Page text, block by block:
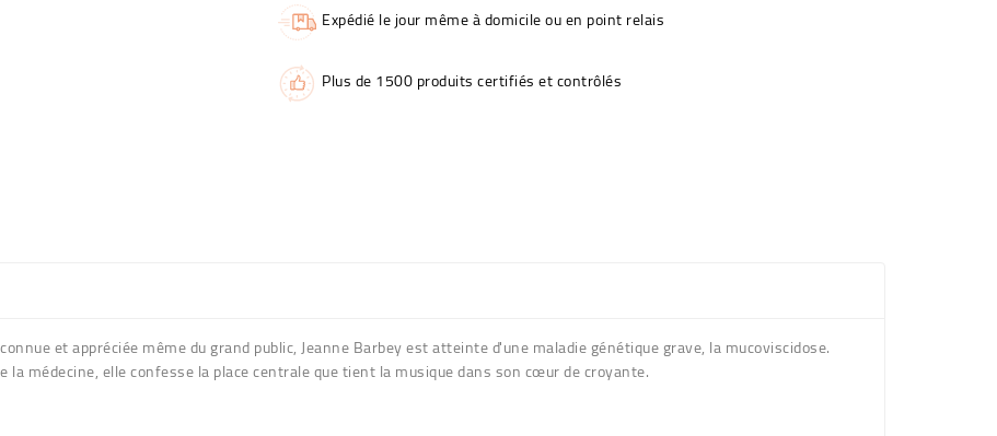
Expédié le jour même à domicile ou en point relais
Plus de 1500 produits certifiés et contrôlés
et appréciée même du grand public, Jeanne Barbey est atteinte d'une maladie génétique grave, la mucoviscidose.
médecine, elle confesse la place centrale que tient la musique dans son cœur de croyante.